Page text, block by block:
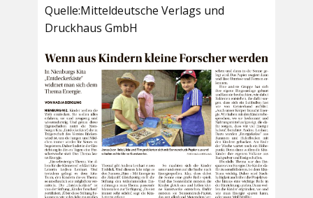
Quelle:Mitteldeutsche Verlags und
Druckhaus GmbH